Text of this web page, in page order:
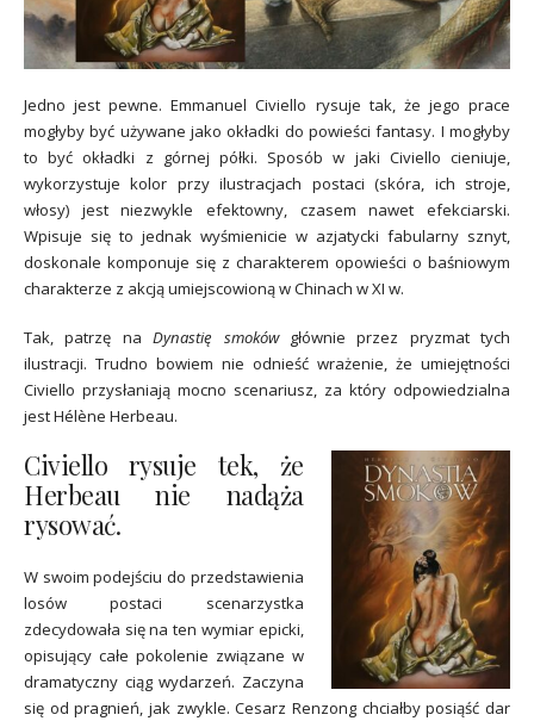
Jedno jest pewne. Emmanuel Civiello rysuje tak, że jego prace
mogłyby być używane jako okładki do powieści fantasy. I mogłyby
to być okładki z górnej półki. Sposób w jaki Civiello cieniuje,
wykorzystuje kolor przy ilustracjach postaci (skóra, ich stroje,
włosy) jest niezwykle efektowny, czasem nawet efekciarski.
Wpisuje się to jednak wyśmienicie w azjatycki fabularny sznyt,
doskonale komponuje się z charakterem opowieści o baśniowym
charakterze z akcją umiejscowioną w Chinach w XI w.
Tak, patrzę naDynastię smoków głównie przez pryzmat tych
ilustracji. Trudno bowiem nie odnieść wrażenie, że umiejętności
Civiello przysłaniają mocno scenariusz, za który odpowiedzialna
jest Hélène Herbeau.
Civiello rysuje tek, że
Herbeau nie nadąża
rysować.
W swoim podejściu do przedstawienia
losów postaci scenarzystka
zdecydowała się na ten wymiar epicki,
opisujący całe pokolenie związane w
dramatyczny ciąg wydarzeń. Zaczyna
się od pragnień, jak zwykle. Cesarz Renzong chciałby posiąść dar